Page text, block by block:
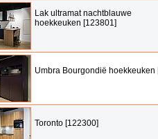
Lak ultramat nachtblauwe
hoekkeuken [123801]
Umbra Bourgondië hoekkeuken
Toronto [122300]